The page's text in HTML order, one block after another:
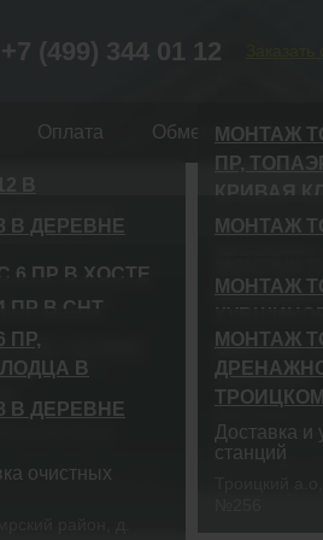
+7 (499) 344 01 12
Оплата Обмен и возврат
В
ОБЛАСТИ
МОНТАЖ
ПР,
КРИВАЯ
Доставка и
д. Кривая
клуб»
В ДЕРЕВНЕ
МОНТАЖ
Доставка и
станций
г.Москва ,
6 ПР В ХОСТЕ
очистных
Хоста, Красная
край
КОЛОДЦА
Доставка и
станций
Тверская
ПР В СНТ
очистных
д. 44
МОНТАЖ
Доставка и
станций
Тверская
д.39А
ПР, ТЕРМИТ
очистных
парк, д. 376
МОНТАЖ
ПОЛТЕВО
Доставка и
сооружения
д. Полтево,
ПР,
В
очистных
ул. Калиновая, д.
МОНТАЖ
ТРОИЦКОМ
Доставка и
станций
В ДЕРЕВНЕ
очистных